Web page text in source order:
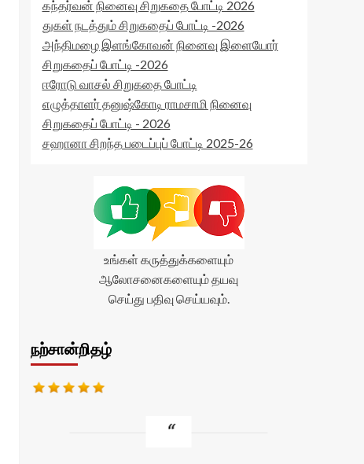
கந்தர்வன் நினைவு சிறுகதை போட்டி 2026
துகள் நடத்தும் சிறுகதைப் போட்டி -2026
அந்திமழை இளங்கோவன் நினைவு இளையோர்
சிறுகதைப் போட்டி -2026
ஈரோடு வாசல் சிறுகதை போட்டி
எழுத்தாளர் தனுஷ்கோடி ராமசாமி நினைவு
சிறுகதைப் போட்டி - 2026
சஹானா சிறந்த படைப்புப் போட்டி 2025-26
உங்கள் கருத்துக்களையும்
ஆலோசனைகளையும் தயவு
செய்து பதிவு செய்யவும்.
நற்சான்றிதழ்